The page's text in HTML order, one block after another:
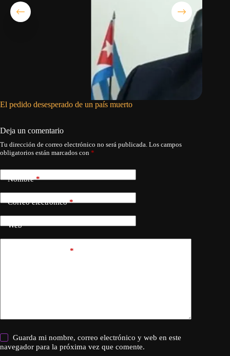
El pedido desesperado de un país muerto
Deja un comentario
Tu dirección de correo electrónico no será publicada. Los campos
obligatorios están marcados con *
Nombre*
Correo electrónico*
Web
*
Guarda mi nombre, correo electrónico y web en este
navegador para la próxima vez que comente.